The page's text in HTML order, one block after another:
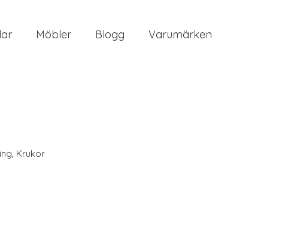
Möbler Blogg Varumärken
, Krukor